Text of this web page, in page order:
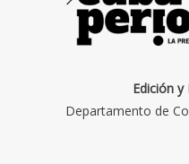
Edición y
Departamento de